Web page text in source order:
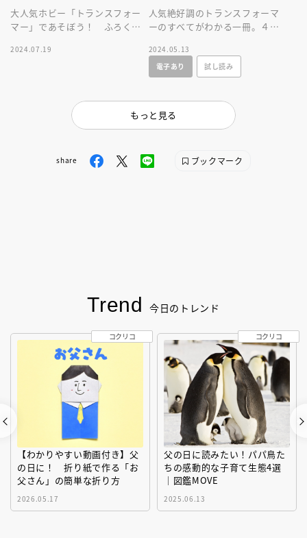
大人気ホビー「トランスフォー
マー」であそぼう！ ふろくは
ンブルビーのフュギュアがつく
2024.07.19
人気絶好調のトランスフォーマ
ーのすべてがわかる一冊。４０
は吉岡英嗣描き下ろし！
2024.05.13
電子あり
試し読み
もっと見る
share ブックマーク
Trend 今日のトレンド
【わかりやすい動画付き】父
の日に！ 折り紙で作る「お
父さん」の簡単な折り方
2026.05.17
コクリコ
父の日に読みたい！パパ鳥た
ちの感動的な子育て生態4選
｜図鑑MOVE
2025.06.13
コクリコ